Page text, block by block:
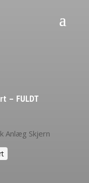
– FULDT
Anlæg Skjern